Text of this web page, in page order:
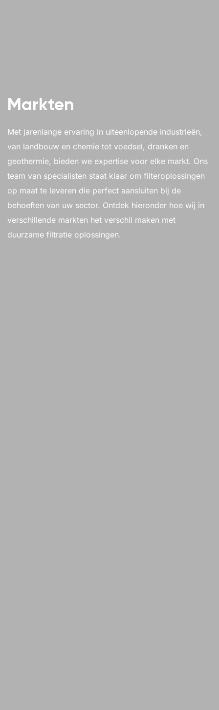
Markten
Met jarenlange ervaring in uiteenlopende industrieën,
van landbouw en chemie tot voedsel, dranken en
geothermie, bieden we expertise voor elke markt. Ons
team van specialisten staat klaar om filteroplossingen
op maat te leveren die perfect aansluiten bij de
behoeften van uw sector. Ontdek hieronder hoe wij in
verschillende markten het verschil maken met
duurzame filtratie oplossingen.